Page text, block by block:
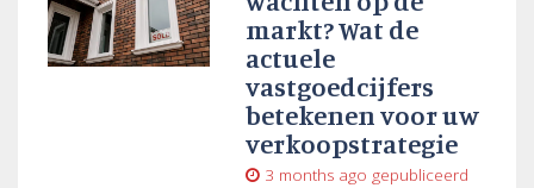
markt? Wat de
actuele
vastgoedcijfers
betekenen voor uw
verkoopstrategie
3 months ago gepubliceerd